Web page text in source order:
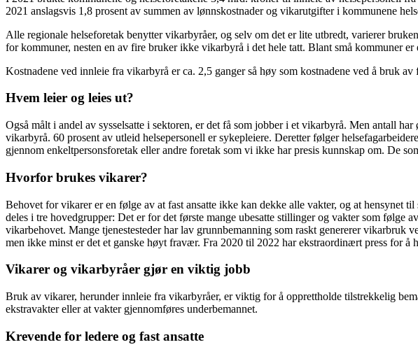
2021 anslagsvis 1,8 prosent av summen av lønnskostnader og vikarutgifter i kommunene
Alle regionale helseforetak benytter vikarbyråer, og selv om det er lite utbredt, varierer
for kommuner, nesten en av fire bruker ikke vikarbyrå i det hele tatt. Blant små kommuner er
Kostnadene ved innleie fra vikarbyrå er ca. 2,5 ganger så høy som kostnadene ved å bruk
Hvem leier og leies ut?
Også målt i andel av sysselsatte i sektoren, er det få som jobber i et vikarbyrå. Men antall
vikarbyrå. 60 prosent av utleid helsepersonell er sykepleiere. Deretter følger
gjennom enkeltpersonsforetak eller andre foretak som vi ikke har presis kunnskap om. De
Hvorfor brukes vikarer?
Behovet for vikarer er en følge av at fast ansatte ikke kan dekke alle vakter, og at hensynet
deles i tre hovedgrupper: Det er for det første mange ubesatte stillinger og vakter som følge
vikarbehovet. Mange tjenestesteder har lav grunnbemanning som raskt genererer vikarbruk
men ikke minst er det et ganske høyt fravær. Fra 2020 til 2022 har ekstraordinært press for
Vikarer og vikarbyråer gjør en viktig jobb
Bruk av vikarer, herunder innleie fra vikarbyråer, er viktig for å opprettholde tilstrekkelig
ekstravakter eller at vakter gjennomføres underbemannet.
Krevende for ledere og fast ansatte